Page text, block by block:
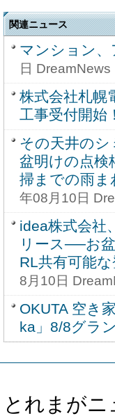
関連ニュース
マンション
日 DreamNews
株式会社札幌
工事受付開始！
その天井の
盆明けの点検
掃までの雨ま
年08月10日
idea株式会社
リース──お
RL共有可能
8月10日
OKUTA 空き
ka」8/8グラ
とれまがニ